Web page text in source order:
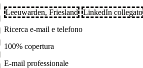
Leeuwarden, Friesland
LinkedIn collegato
Ricerca e-mail e telefono
100% copertura
E-mail professionale